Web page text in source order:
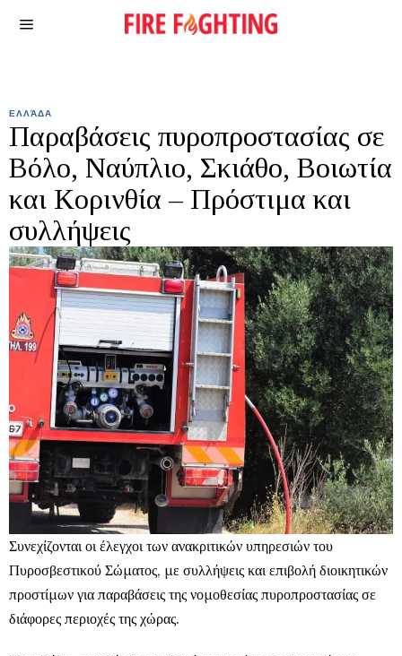
ΕΛΛΆΔΑ
Παραβάσεις πυροπροστασίας σε
Βόλο, Ναύπλιο, Σκιάθο, Βοιωτία
και Κορινθία – Πρόστιμα και
συλλήψεις
Συνεχίζονται οι έλεγχοι των ανακριτικών υπηρεσιών του
Πυροσβεστικού Σώματος, με συλλήψεις και επιβολή διοικητικών
προστίμων για παραβάσεις της νομοθεσίας πυροπροστασίας σε
διάφορες περιοχές της χώρας.